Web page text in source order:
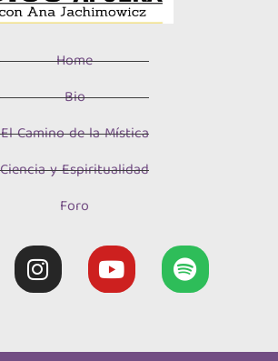
Home
Bio
El Camino de la Mística
Ciencia y Espiritualidad
Foro